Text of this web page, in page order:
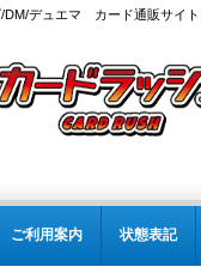
DM/デュエマ カード通販サイト
ご利用案内 状態表記